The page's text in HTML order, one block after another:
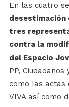
En las cuatro
desestimación
tres
contra la
del Espacio
PP,
como las actas
VIVA así como